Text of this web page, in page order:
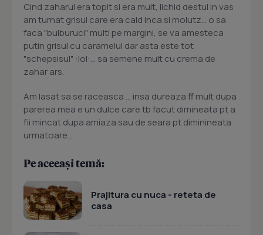
Cind zaharul era topit si era mult, lichid destul in vas
am turnat grisul care era cald inca si molutz... o sa
faca "bulburuci" multi pe margini, se va amesteca
putin grisul cu caramelul dar asta este tot
"schepsisul" :lol:... sa semene mult cu crema de
zahar ars.
Am lasat sa se raceasca ... insa dureaza ff mult dupa
parerea mea e un dulce care tb facut dimineata pt a
fii mincat dupa amiaza sau de seara pt diminineata
urmatoare...
Pe aceeași temă:
Prajitura cu nuca - reteta de
casa